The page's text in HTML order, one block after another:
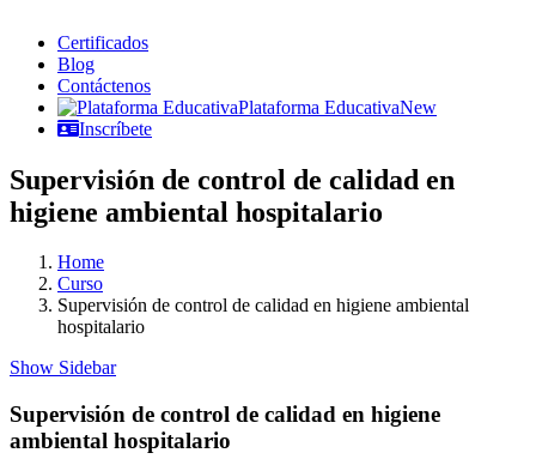
Certificados
Blog
Contáctenos
Plataforma EducativaNew
Inscríbete
Supervisión de control de calidad en
higiene ambiental hospitalario
Home
Curso
Supervisión de control de calidad en higiene ambiental
hospitalario
Show Sidebar
Supervisión de control de calidad en higiene
ambiental hospitalario